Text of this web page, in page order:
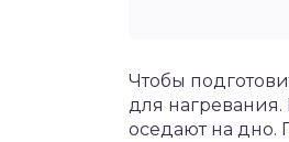
Чтобы
для
оседают на дно.